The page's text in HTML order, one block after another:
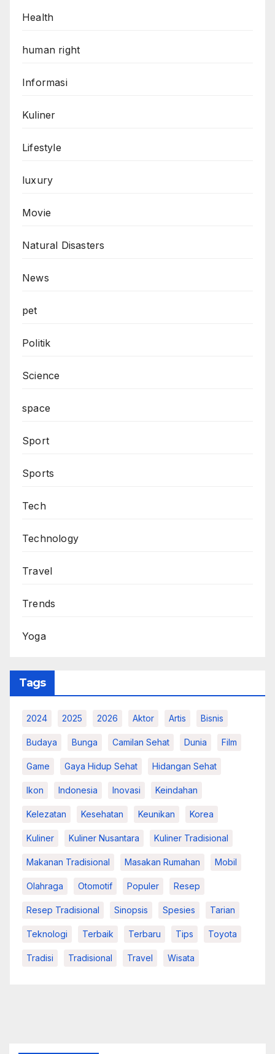
Health
human right
Informasi
Kuliner
Lifestyle
luxury
Movie
Natural Disasters
News
pet
Politik
Science
space
Sport
Sports
Tech
Technology
Travel
Trends
Yoga
Tags
2024 2025 2026 Aktor Artis Bisnis
Budaya Bunga Camilan Sehat Dunia Film
Game Gaya Hidup Sehat Hidangan Sehat
Ikon Indonesia Inovasi Keindahan
Kelezatan Kesehatan Keunikan Korea
Kuliner Kuliner Nusantara Kuliner Tradisional
Makanan Tradisional Masakan Rumahan Mobil
Olahraga Otomotif Populer Resep
Resep Tradisional Sinopsis Spesies Tarian
Teknologi Terbaik Terbaru Tips Toyota
Tradisi Tradisional Travel Wisata